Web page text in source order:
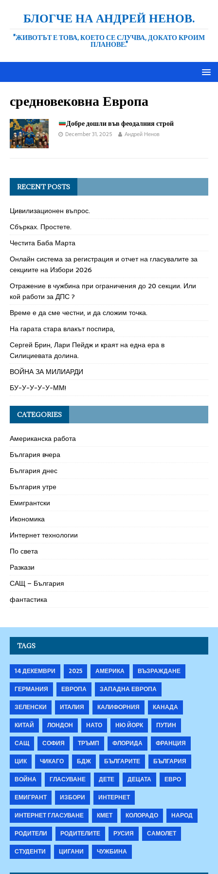
БЛОГЧЕ НА АНДРЕЙ НЕНОВ.
"ЖИВОТЪТ Е ТОВА, КОЕТО СЕ СЛУЧВА, ДОКАТО КРОИМ
ПЛАНОВЕ."
средновековна Европа
Добре дошли във феодалния строй
December 31, 2025 Андрей Ненов
RECENT POSTS
Цивилизационен въпрос.
Сбърках. Простете.
Честита Баба Марта
Онлайн система за регистрация и отчет на гласувалите за
секциите на Избори 2026
Отражение в чужбина при ограничения до 20 секции. Или
кой работи за ДПС ?
Време е да сме честни, и да сложим точка.
На гарата стара влакът поспира,
Сергей Брин, Лари Пейдж и краят на една ера в
Силициевата долина.
ВОЙНА ЗА МИЛИАРДИ
БУ-У-У-У-У-ММ!
CATEGORIES
Американска работа
България вчера
България днес
България утре
Емигрантски
Икономика
Интернет технологии
По света
Разкази
САЩ – България
фантастика
TAGS
14 ДЕКЕМВРИ 2025 АМЕРИКА
ВЪЗРАЖДАНЕ
ГЕРМАНИЯ
ЕВРОПА
ЗАПАДНА ЕВРОПА
ЗЕЛЕНСКИ
ИТАЛИЯ КАЛИФОРНИЯ
КАНАДА
КИТАЙ
ЛОНДОН НАТО НЮ ЙОРК
ПУТИН
САЩ
СОФИЯ ТРЪМП ФЛОРИДА
ФРАНЦИЯ
ЦИК
ЧИКАГО БДЖ БЪЛГАРИТЕ
БЪЛГАРИЯ
ВОЙНА
ГЛАСУВАНЕ ДЕТЕ ДЕЦАТА
ЕВРО
ЕМИГРАНТ
ИЗБОРИ
ИНТЕРНЕТ
ИНТЕРНЕТ ГЛАСУВАНЕ
КМЕТ КОЛОРАДО
НАРОД
РОДИТЕЛИ
РОДИТЕЛИТЕ РУСИЯ
САМОЛЕТ
СТУДЕНТИ
ЦИГАНИ ЧУЖБИНА